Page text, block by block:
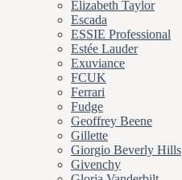
Elizabeth Taylor
Escada
ESSIE Professional
Estée Lauder
Exuviance
FCUK
Ferrari
Fudge
Geoffrey Beene
Gillette
Giorgio Beverly Hills
Givenchy